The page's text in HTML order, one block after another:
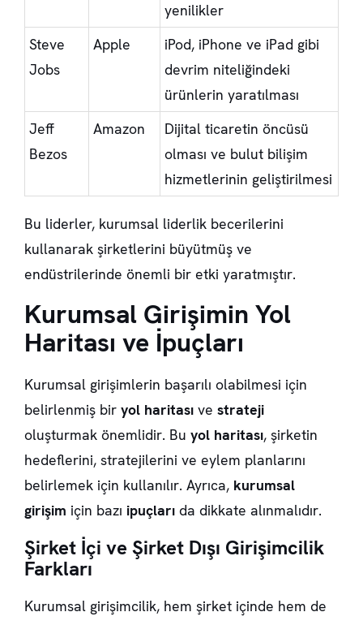
yenilikler
Steve
Jobs
Apple
iPod, iPhone ve iPad gibi
devrim niteliğindeki
ürünlerin yaratılması
Jeff
Bezos
Amazon
Dijital ticaretin öncüsü
olması ve bulut bilişim
hizmetlerinin geliştirilmesi
Bu liderler, kurumsal liderlik becerilerini
kullanarak şirketlerini büyütmüş ve
endüstrilerinde önemli bir etki yaratmıştır.
Kurumsal Girişimin Yol
Haritası ve İpuçları
Kurumsal girişimlerin başarılı olabilmesi için
belirlenmiş bir yol haritası ve strateji
oluşturmak önemlidir. Bu yol haritası, şirketin
hedeflerini, stratejilerini ve eylem planlarını
belirlemek için kullanılır. Ayrıca, kurumsal
girişim için bazı ipuçları da dikkate alınmalıdır.
Şirket İçi ve Şirket Dışı Girişimcilik
Farkları
Kurumsal girişimcilik, hem şirket içinde hem de